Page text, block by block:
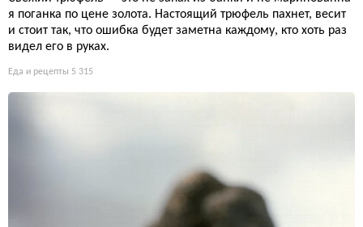
я поганка по цене золота. Настоящий трюфель пахнет, весит
и стоит так, что ошибка будет заметна каждому, кто хоть раз
видел его в руках.
Еда и рецепты 5 315